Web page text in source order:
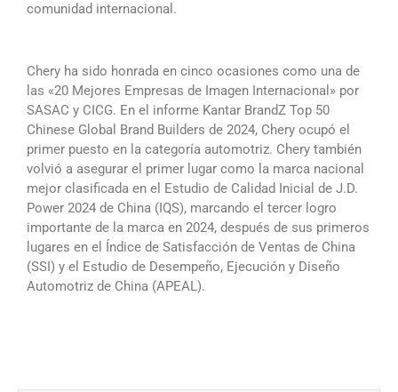
comunidad internacional.
Chery ha sido honrada en cinco ocasiones como una de
las «20 Mejores Empresas de Imagen Internacional» por
SASAC y CICG. En el informe Kantar BrandZ Top 50
Chinese Global Brand Builders de 2024, Chery ocupó el
primer puesto en la categoría automotriz. Chery también
volvió a asegurar el primer lugar como la marca nacional
mejor clasificada en el Estudio de Calidad Inicial de J.D.
Power 2024 de China (IQS), marcando el tercer logro
importante de la marca en 2024, después de sus primeros
lugares en el Índice de Satisfacción de Ventas de China
(SSI) y el Estudio de Desempeño, Ejecución y Diseño
Automotriz de China (APEAL).